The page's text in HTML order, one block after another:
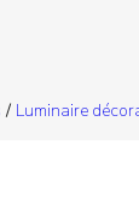
/ Luminaire